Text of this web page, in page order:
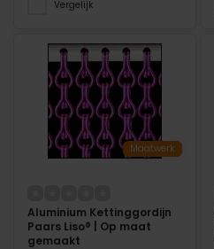
Vergelijk
Maatwerk
Aluminium Kettinggordijn
Paars Liso® | Op maat
gemaakt